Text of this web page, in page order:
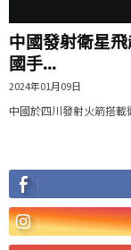
中國發射衛星
國手...
2024年01月09日
中國於四川發射火箭搭載